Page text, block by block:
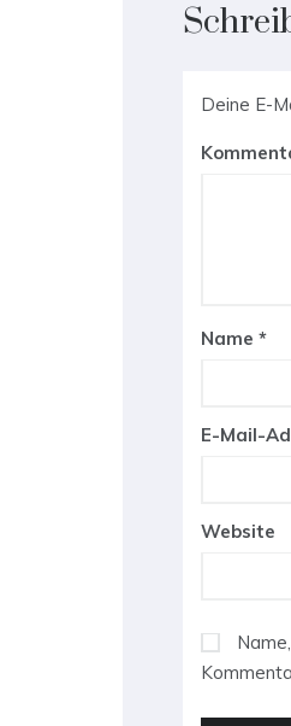
Deine E-
Name *
E-Mail-
Website